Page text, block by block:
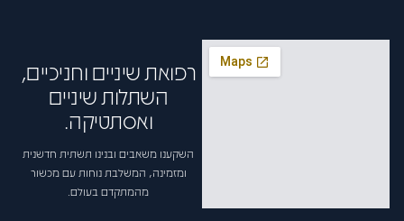
פתח
רפואת שיניים וחניכיים,
השתלות שיניים
ואסתטיקה.
השקענו משאבים ובנינו תשתית חדשנית
ומזמינה, המשלבת נוחות עם מכשור
מהמתקדם בעולם.